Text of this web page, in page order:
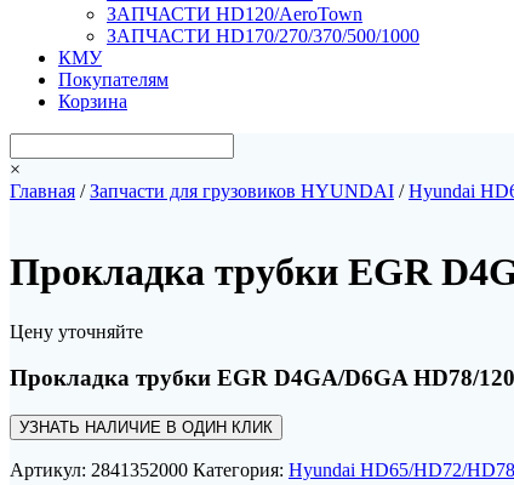
ЗАПЧАСТИ HD120/AeroTown
ЗАПЧАСТИ HD170/270/370/500/1000
КМУ
Покупателям
Корзина
×
Главная /Запчасти для грузовиков HYUNDAI /Hyundai
Прокладка трубки EGR
Цену уточняйте
Прокладка трубки EGR D4GA/D6GA HD78/
УЗНАТЬ НАЛИЧИЕ В ОДИН КЛИК
Артикул: 2841352000 Категория: Hyundai HD65/HD72/